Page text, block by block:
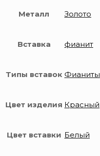
Металл Золото
Вставка фианит
Типы вставок Фианиты
Цвет изделия Красный
Цвет вставки Белый